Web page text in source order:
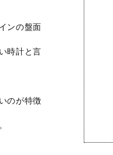
ンの盤面
時計と言
のが特徴